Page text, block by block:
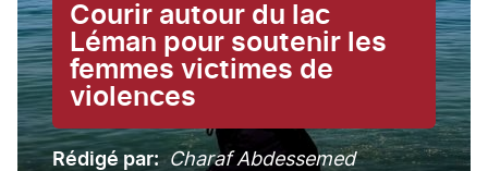
Courir autour du lac
Léman pour soutenir les
femmes victimes de
violences
Rédigé par Charaf Abdessemed